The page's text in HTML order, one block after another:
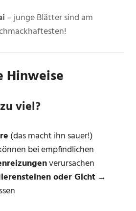
– junge Blätter sind am
Hinweise
viel?
(das macht ihn sauer!)
bei empfindlichen
verursachen
oder Gicht→